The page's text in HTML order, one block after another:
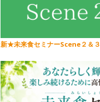
新★未来食セミナーScene２＆３